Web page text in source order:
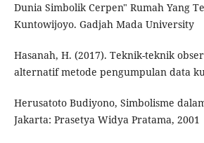
Dunia Simbolik Cerpen" Rumah Yang
Kuntowijoyo. Gadjah Mada University
Hasanah, H. (2017). Teknik-teknik
alternatif metode pengumpulan data
Herusatoto Budiyono, Simbolisme
Jakarta: Prasetya Widya Pratama, 2001